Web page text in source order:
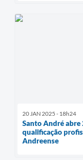
20 JAN 2025 - 18h24
Santo André abre
qualificação
Andreense